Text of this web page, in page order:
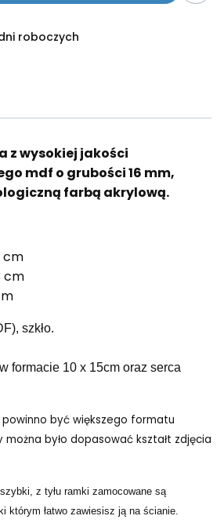
roboczych
z wysokiej jakości
mdf o grubości 16 mm,
farbą akrylową.
cm
cm
szkło.
formacie 10 x 15cm oraz serca
być większego formatu
można było dopasować kształt zdjęcia
z tyłu ramki zamocowane są
którym łatwo zawiesisz ją na ścianie.